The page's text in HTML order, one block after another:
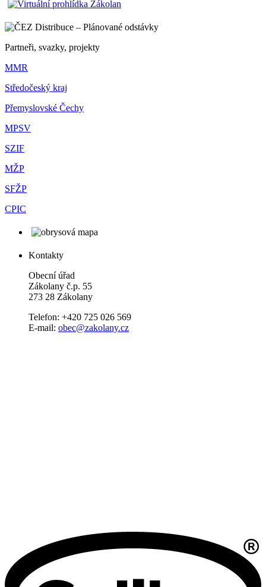
Partneři, svazky, projekty
MMR
Středočeský kraj
Přemyslovské Čechy
MPSV
SZIF
MŽP
SFŽP
CPIC
Kontakty
Obecní úřad
Zákolany č.p. 55
273 28 Zákolany
Telefon: +420 725 026 569
E-mail: obec@zakolany.cz